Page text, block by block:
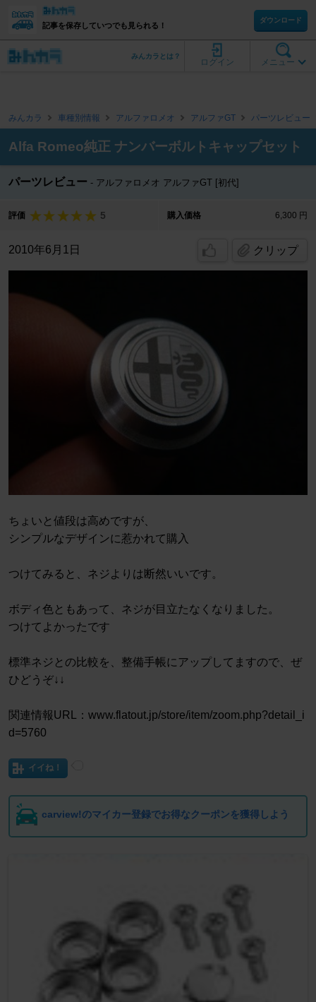
記事を保存していつでも見られる！
ダウンロード
メニュー
ログイン
みんカラとは？
みんカラ 車種別情報 アルファロメオ アルファGT パーツレビュー
Alfa Romeo純正 ナンバーボルトキャップセット
パーツレビュー アルファロメオ アルファGT [初代]
評価 5 購入価格 6,300 円
2010年6月1日 クリップ
ちょいと値段は高めですが、
シンプルなデザインに惹かれて購入
つけてみると、ネジよりは断然いいです。
ボディ色ともあって、ネジが目立たなくなりました。
つけてよかったです
標準ネジとの比較を、整備手帳にアップしてますので、ぜ
ひどうぞ↓↓
関連情報URL：www.flatout.jp/store/item/zoom.php?detail_i
d=5760
イイね！
carview!のマイカー登録でお得なクーポンを獲得しよう